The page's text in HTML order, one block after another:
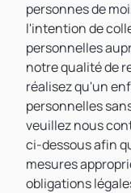
personnes de
l'intention de
personnelles
notre qualité de
réalisez qu'un
personnelles
veuillez nous
ci-dessous afin
mesures
obligations